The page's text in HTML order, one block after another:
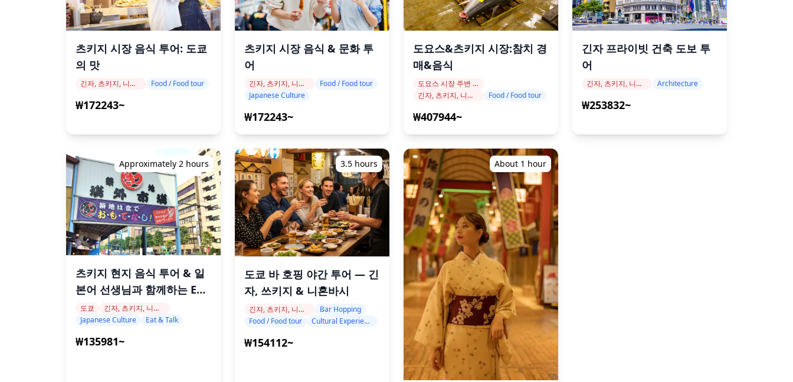
츠키지 시장 음식 투어: 도쿄
의 맛
긴자, 츠키지, 니혼바시 Food / Food tour
₩172243~
츠키지 시장 음식 & 문화 투
어
긴자, 츠키지, 니혼바시
Food / Food tour
Japanese Culture
₩172243~
도요스&츠키지 시장:참치 경
매&음식
도요스 시장 주변 지역
긴자, 츠키지, 니혼바시
Food / Food tour
₩407944~
긴자 프라이빗 건축 도보 투
어
긴자, 츠키지, 니혼바시 Architecture
₩253832~
Approximately 2 hours
츠키지 현지 음식 투어 & 일
본어 선생님과 함께하는 Eat
and Talk
도쿄
긴자, 츠키지, 니혼바시
Japanese Culture
Eat & Talk
₩135981~
3.5 hours
도쿄 바 호핑 야간 투어 — 긴
자, 쓰키지 & 니혼바시
긴자, 츠키지, 니혼바시
Bar Hopping
Food / Food tour
Cultural Experience
₩154112~
About 1 hour